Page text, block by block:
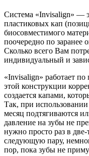
Система «Invisalign» —
пластиковых кап
биосовместимого
поочередно по заранее
Сколько всего Вам
индивидуальный и
«Invisalign» работает
этой конструкции
создается капами,
Так, при использовании
месяц подтягиваются
давление на зубы не
нужно просто раз в
следующую пару,
пор, пока зубы не